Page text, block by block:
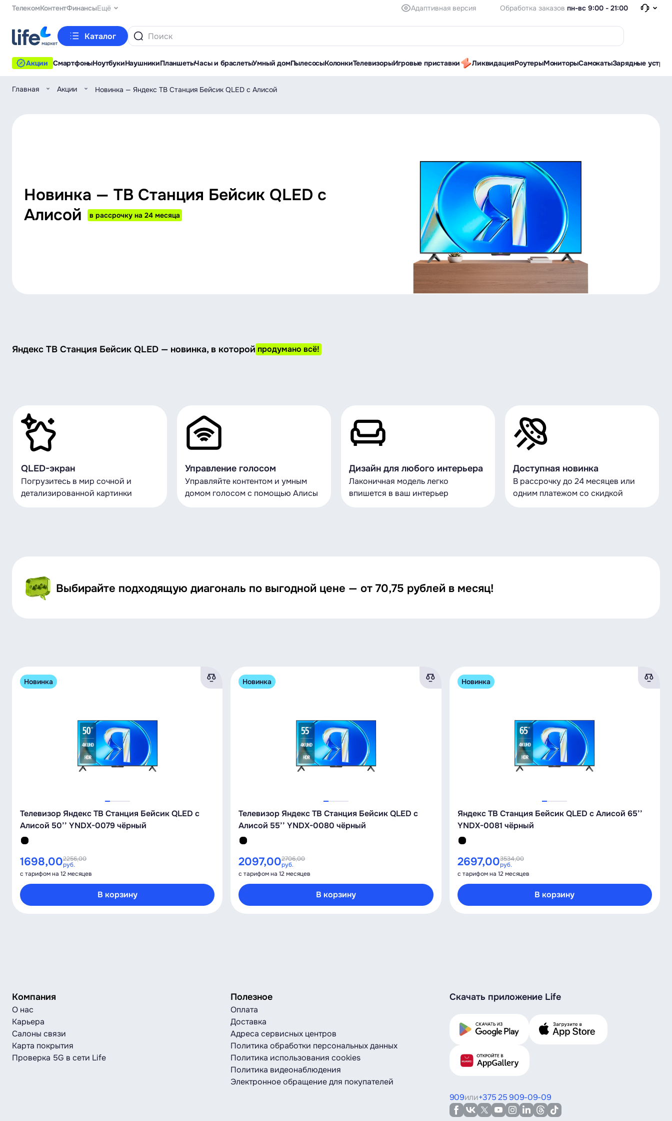
ТелекомКонтентФинансыЕщё Адаптивная версия Обработка заказов пн-вс 9:00 - 21:00
Каталог
Акции СмартфоныНоутбукиНаушникиПланшетыЧасы и браслетыУмный домПылесосыКолонкиТелевизорыИгровые приставки ЛиквидацияРоутерыМониторыСамокатыЗарядные
Главная Акции Новинка — Яндекс ТВ Станция Бейсик QLED с Алисой
Новинка — ТВ Станция Бейсик QLED с
Алисой
в рассрочку на 24 месяца
Яндекс ТВ Станция Бейсик QLED — новинка, в которой продумано всё!
QLED-экран
Погрузитесь в мир сочной и
детализированной картинки
Управление голосом
Управляйте контентом и умным
домом голосом с помощью Алисы
Дизайн для любого интерьера
Лаконичная модель легко
впишется в ваш интерьер
Доступная новинка
В рассрочку до 24 месяцев или
одним платежом со скидкой
Выбирайте подходящую диагональ по выгодной цене — от 70,75 рублей в месяц!
Новинка
Телевизор Яндекс ТВ Станция Бейсик QLED с
Алисой 50’’ YNDX-0079 чёрный
1698,002256,00
руб.
с тарифом на 12 месяцев
В корзину
Новинка
Телевизор Яндекс ТВ Станция Бейсик QLED с
Алисой 55’’ YNDX-0080 чёрный
2097,002706,00
руб.
с тарифом на 12 месяцев
В корзину
Новинка
Яндекс ТВ Станция Бейсик QLED с Алисой 65’’
YNDX-0081 чёрный
2697,003534,00
руб.
с тарифом на 12 месяцев
В корзину
Компания
О нас
Карьера
Салоны связи
Карта покрытия
Проверка 5G в сети Life
Полезное
Оплата
Доставка
Адреса сервисных центров
Политика обработки персональных данных
Политика использования cookies
Политика видеонаблюдения
Электронное обращение для покупателей
Скачать приложение Life
909или+375 25 909-09-09